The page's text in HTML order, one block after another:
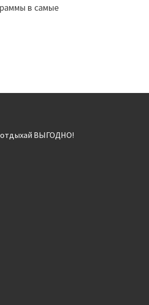
в самые
отдыхай ВЫГОДНО!